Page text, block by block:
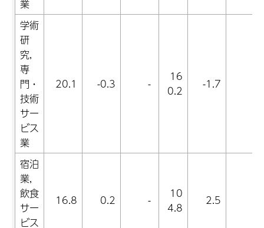
業
学術
研
究,
専
門・
技術
サー
ビス
業
20.1 -0.3 -
16
0.2
-1.7
宿泊
業,
飲食
サー
ビス
16.8 0.2 -
10
4.8
2.5